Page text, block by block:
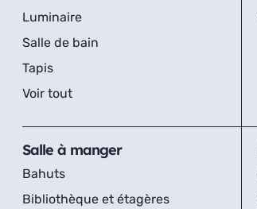
Luminaire
Salle de bain
Tapis
Voir tout
Salle à manger
Bahuts
Bibliothèque et étagères